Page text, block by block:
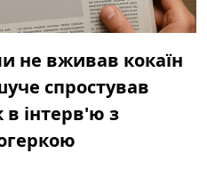
не вживав кокаїн
спростував
інтерв'ю з